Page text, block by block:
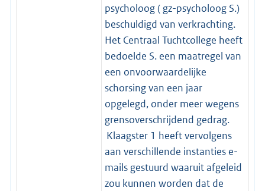
psycholoog ( gz-psycholoog S.)
beschuldigd van verkrachting.
Het Centraal Tuchtcollege heeft
bedoelde S. een maatregel van
een onvoorwaardelijke
schorsing van een jaar
opgelegd, onder meer wegens
grensoverschrijdend gedrag.
Klaagster 1 heeft vervolgens
aan verschillende instanties e-
mails gestuurd waaruit afgeleid
zou kunnen worden dat de